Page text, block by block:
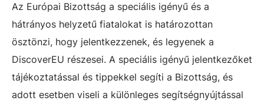
Az Európai Bizottság a speciális igényű és a
hátrányos helyzetű fiatalokat is határozottan
ösztönzi, hogy jelentkezzenek, és legyenek a
DiscoverEU részesei. A speciális igényű jelentkezőket
tájékoztatással és tippekkel segíti a Bizottság, és
adott esetben viseli a különleges segítségnyújtással